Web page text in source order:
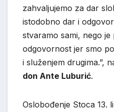
zahvaljujemo za dar
istodobno dar i
stvaramo sami, nego je
odgovornost jer smo
i služenjem drugima.”,
don Ante Luburić.
Oslobođenje Stoca 13.